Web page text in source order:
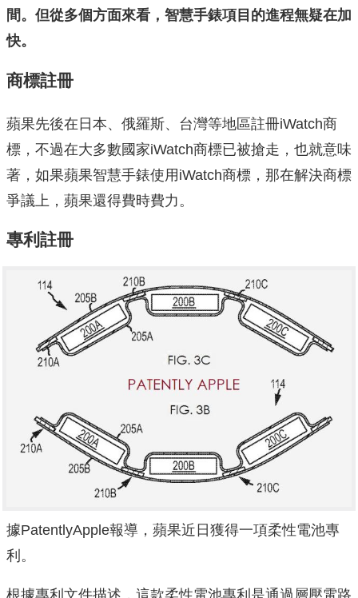
間。但從多個方面來看，智慧手錶項目的進程無疑在加
快。
商標註冊
蘋果先後在日本、俄羅斯、台灣等地區註冊iWatch商
標，不過在大多數國家iWatch商標已被搶走，也就意味
著，如果蘋果智慧手錶使用iWatch商標，那在解決商標
爭議上，蘋果還得費時費力。
專利註冊
據PatentlyApple報導，蘋果近日獲得一項柔性電池專
利。